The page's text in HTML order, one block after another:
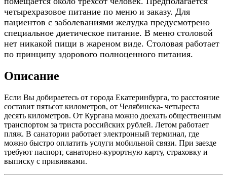
четырехразовое питание по меню и заказу. Для
пациентов с заболеваниями желудка предусмотрено
специальное диетическое питание. В меню столовой
нет никакой пищи в жареном виде. Столовая работает
по принципу здорового полноценного питания.
Описание
Если Вы добираетесь от города Екатеринбурга, то расстояние
составит пятьсот километров, от Челябинска- четыреста
десять километров. От Кургана можно доехать общественным
транспортом за триста российских рублей. Летом работает
пляж. В санатории работает электронный терминал, где
можно быстро оплатить услуги мобильной связи. При заезде
требуют паспорт, санаторно-курортную карту, страховку и
выписку с прививками.